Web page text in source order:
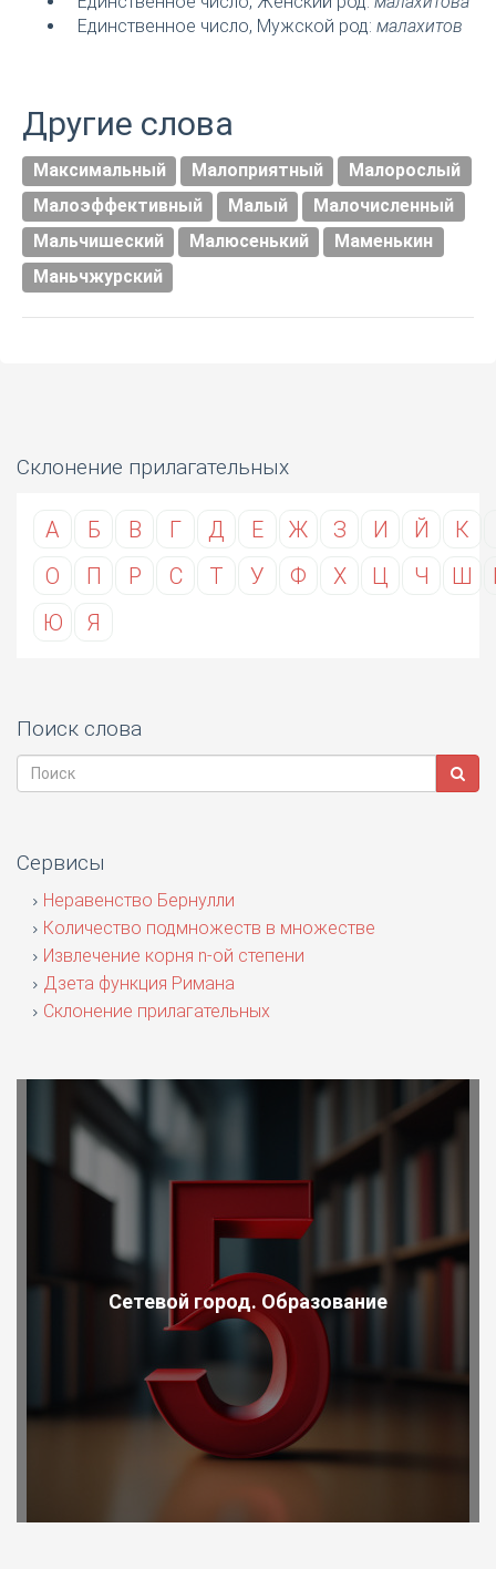
Единственное число, Мужской род: малахитов
Другие слова
Максимальный Малоприятный
Малорослый
Малоэффективный
Малый
Малочисленный
Мальчишеский
Малюсенький
Маменькин
Маньчжурский
Склонение прилагательных
А Б В Г Д Е Ж З И Й К
О
П Р С Т У Ф Х Ц Ч Ш
Ю
Я
Поиск слова
Сервисы
Неравенство Бернулли
Количество подмножеств в множестве
Извлечение корня n-ой степени
Дзета функция Римана
Склонение прилагательных
Сетевой город. Образование